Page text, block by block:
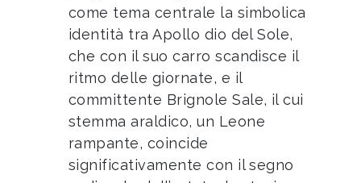
come tema centrale la simbolica
identità tra Apollo dio del Sole,
che con il suo carro scandisce il
ritmo delle giornate, e il
committente Brignole Sale, il cui
stemma araldico, un Leone
rampante, coincide
significativamente con il segno